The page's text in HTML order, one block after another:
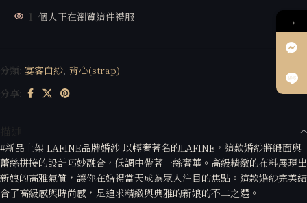
1 個人正在瀏覽這件禮服
分類: 宴客白紗 背心(strap)
分享:
#新品上架 LAFINE品牌婚紗 以輕奢著名的LAFINE，這款婚紗將緞面與
蕾絲拼接的設計巧妙融合，低調中帶著一絲奢華。高級精緻的布料展現出
新娘的高雅氣質，讓你在婚禮當天成為眾人注目的焦點。這款婚紗完美結
合了高級感與時尚感，是追求精緻與典雅的新娘的不二之選。
→